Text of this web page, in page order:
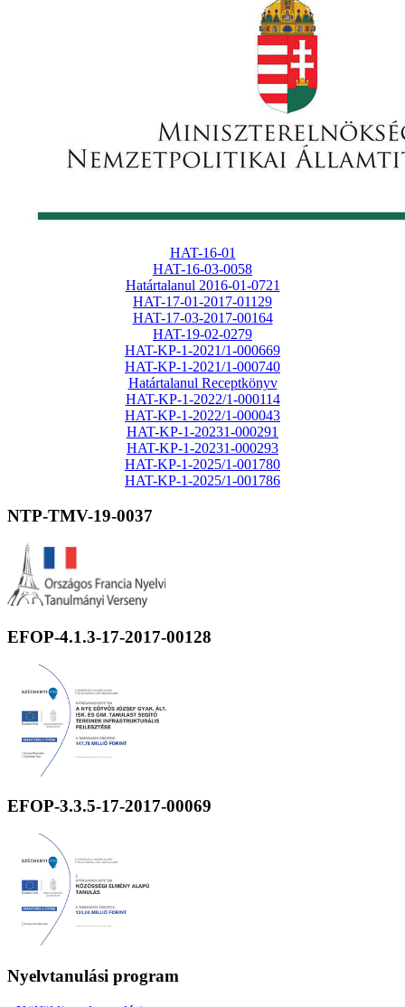
HAT-16-01
HAT-16-03-0058
Határtalanul 2016-01-0721
HAT-17-01-2017-01129
HAT-17-03-2017-00164
HAT-19-02-0279
HAT-KP-1-2021/1-000669
HAT-KP-1-2021/1-000740
Határtalanul Receptkönyv
HAT-KP-1-2022/1-000114
HAT-KP-1-2022/1-000043
HAT-KP-1-20231-000291
HAT-KP-1-20231-000293
HAT-KP-1-2025/1-001780
HAT-KP-1-2025/1-001786
NTP-TMV-19-0037
EFOP-4.1.3-17-2017-00128
EFOP-3.3.5-17-2017-00069
Nyelvtanulási program